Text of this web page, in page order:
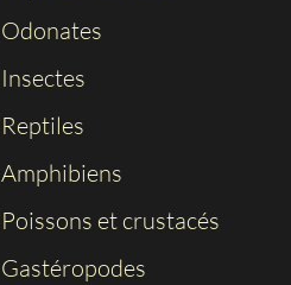
Odonates
Insectes
Reptiles
Amphibiens
Poissons et crustacés
Gastéropodes